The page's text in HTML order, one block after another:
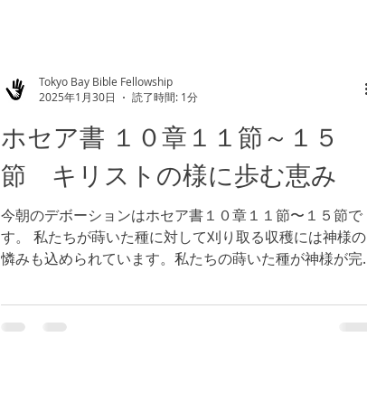
ホセア書 １０章１１節～１５
節 キリストの様に歩む恵み
今朝のデボーションはホセア書１０章１１節〜１５節で
す。 私たちが蒔いた種に対して刈り取る収穫には神様の
憐みも込められています。私たちの蒔いた種が神様が完
に満ち溢れているのです。罪が増し加えられたところに
は、御恵みはより一層満...
Tokyo Bay Bible Fellowship
2025年1月30日
読了時間: 1分